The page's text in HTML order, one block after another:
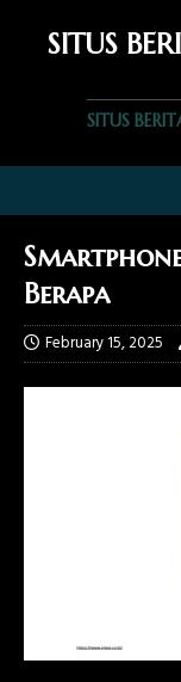
SITUS
SITUS
Berapa
February 15, 2025